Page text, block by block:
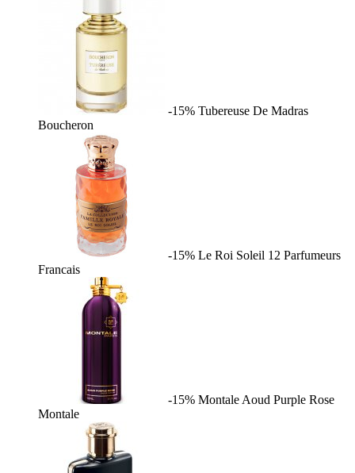
-15% Tubereuse De Madras
Boucheron
-15% Le Roi Soleil 12 Parfumeurs
Francais
-15% Montale Aoud Purple Rose
Montale